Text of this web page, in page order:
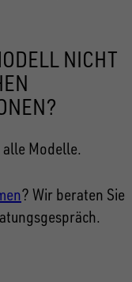
NICHT
Modelle.
? Wir beraten Sie